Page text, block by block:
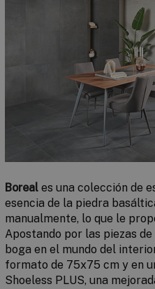
Boreal es una colección de
esencia de la piedra
manualmente, lo que le
Apostando por las piezas
boga en el mundo del
formato de 75x75 cm y en
Shoeless PLUS, una